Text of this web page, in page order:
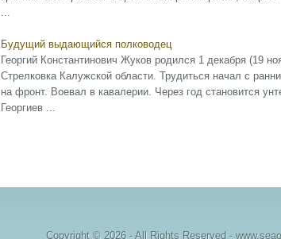
...
Будущий выдающийся полководец
Георгий Константинович Жуков родился 1 декабря (19
Стрелковка Калужской области. Трудиться начал с
на фронт. Воевал в кавалерии. Через год становится
Георгиев ...
Copyright © 2026 - All Rights Reserved -